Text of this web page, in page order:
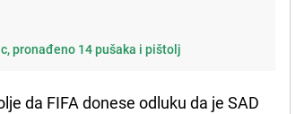
pronađeno 14 pušaka i pištolj
da FIFA donese odluku da je SAD